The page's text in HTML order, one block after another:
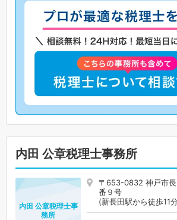
内田 公章税理士事務所
〒653-0832 神戸市長
番９号
(新長田駅から徒歩11
内田 公章税理士事
務所